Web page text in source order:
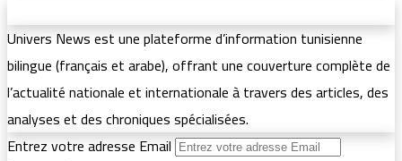
Univers News est une plateforme d’information tunisienne
bilingue (français et arabe), offrant une couverture complète de
l’actualité nationale et internationale à travers des articles, des
analyses et des chroniques spécialisées.
Entrez votre adresse Email